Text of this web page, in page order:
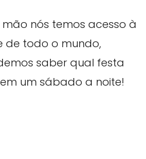
nós temos acesso à
de todo o mundo,
saber qual festa
um sábado a noite!